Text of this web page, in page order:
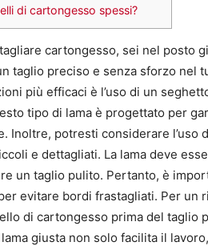
di cartongesso spessi?
cartongesso, sei nel posto
taglio preciso e senza sforzo nel
più efficaci è l’uso di un
tipo di lama è progettato per
Inoltre, potresti considerare l’uso
e dettagliati. La lama deve
un taglio pulito. Pertanto, è
evitare bordi frastagliati. Per un
di cartongesso prima del taglio
giusta non solo facilita il